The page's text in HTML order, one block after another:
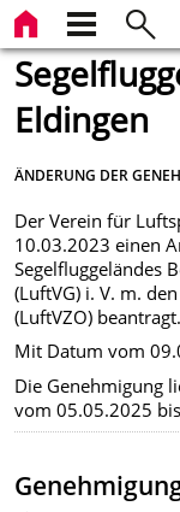
Eldingen
ÄNDERUNG DER
Der Verein für
10.03.2023 einen
Segelfluggeländes
(LuftVG) i. V. m.
(LuftVZO) beantragt.
Mit Datum vom
Die Genehmigung
vom 05.05.2025